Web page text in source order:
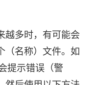
越多时，有可能会
（名称）文件。如
提示错误（警